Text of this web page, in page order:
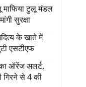
माफिया टुलू मंडल
सुरक्षा
के खाते में
एसटीएफ
का ऑरेंज अलर्ट,
गिरने से 4 की